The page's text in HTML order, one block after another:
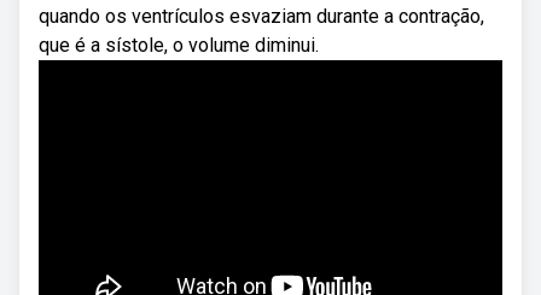
quando os ventrículos esvaziam durante a contração,
que é a sístole, o volume diminui.